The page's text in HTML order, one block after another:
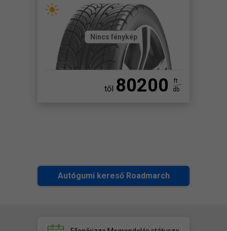
Nincs fénykép
től 80200
ft
db
Autógumi kereső Roadmarch